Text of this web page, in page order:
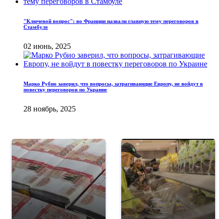
"Ключевой вопрос": во Франции назвали главную тему переговоров в
Стамбуле
02 июнь, 2025
Марко Рубио заверил, что вопросы, затрагивающие Европу, не войдут в
повестку переговоров по Украине
28 ноябрь, 2025